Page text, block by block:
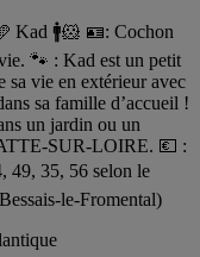
Kad 🚹🐹 🪪: Cochon
🐾 : Kad est un petit
sa vie en extérieur avec
sa famille d’accueil !
un jardin ou un
SUR-LOIRE. 💶 :
49, 35, 56 selon le
le-Fromental)